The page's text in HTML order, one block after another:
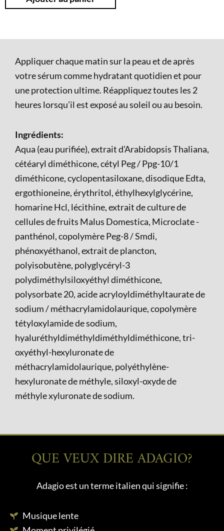
Appliquer chaque matin sur la peau et de après
votre sérum comme hydratant quotidien et pour
une protection ultime. Réappliquez toutes les 2
heures lorsqu’il est exposé au soleil ou au besoin.
Ingrédients:
Aqua (eau purifiée), extrait d’Arabidopsis Thaliana,
cétéaryl diméthicone, cétyl Peg / Ppg-10/1
diméthicone, cyclopentasiloxane, disodique Edta,
ergothioneine, érythritol, éthylhexylglycérine,
homarine Hcl, lécithine, extrait de culture de
cellules de fruits Malus Domestica, Microclate -
panthénol, copolymère Peg-8 / Smdi,
phénoxyéthanol, extrait de plancton,
polyisobutène, polyglycéryl-3
polydiméthylsiloxyéthyl diméthicone,
polysorbate 20, acide acryloyldiméthyltaurate de
sodium / méthacrylamidolaurique, copolymère
tétyloxylamide de sodium,
hyaluréthyldiméthyldiméthyldiméthicone, tri-
oxyéthyl-hexyluronate de
méthacrylamidolaurique, polyéthylène-
hexyluronate de méthyle, siloxyl-oxyde de
méthyle xyluronate de sodium.
QUE VEUX DIRE ADAGIO?
Adagio est un terme italien qui signifie :
Musique lente